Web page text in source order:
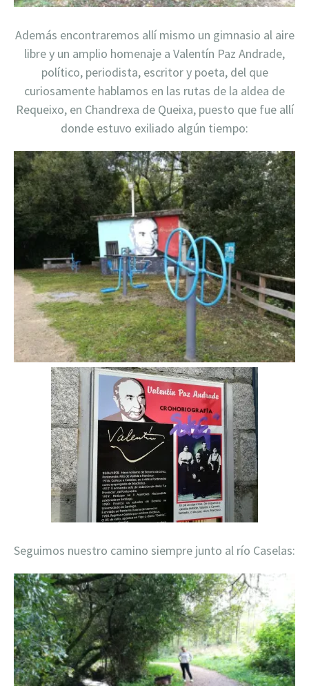
Además encontraremos allí mismo un gimnasio al aire
libre y un amplio homenaje a Valentín Paz Andrade,
político, periodista, escritor y poeta, del que
curiosamente hablamos en las rutas de la aldea de
Requeixo, en Chandrexa de Queixa, puesto que fue allí
donde estuvo exiliado algún tiempo:
Seguimos nuestro camino siempre junto al río Caselas: